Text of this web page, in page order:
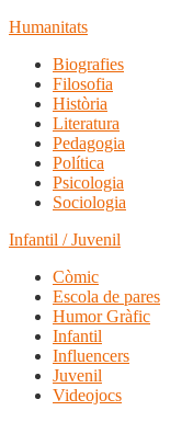
Humanitats
Biografies
Filosofia
Història
Literatura
Pedagogia
Política
Psicologia
Sociologia
Infantil / Juvenil
Còmic
Escola de pares
Humor Gràfic
Infantil
Influencers
Juvenil
Videojocs